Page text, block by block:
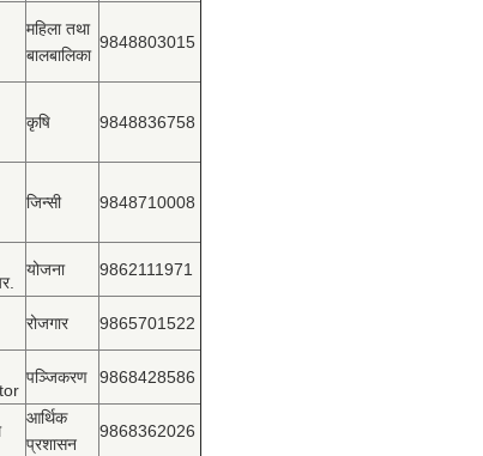
महिला तथा
बालबालिका
9848803015
कृषि 9848836758
जिन्सी 9848710008
योजना 9862111971
रोजगार 9865701522
पञ्‍जिकरण 9868428586
आर्थिक
प्रशासन
9868362026